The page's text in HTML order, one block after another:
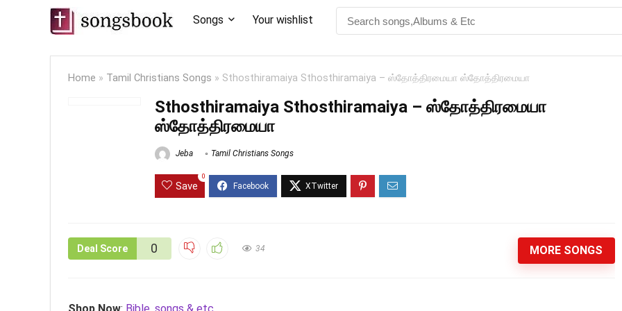
Songs Your wishlist
Home » Tamil Christians Songs » Sthosthiramaiya Sthosthiramaiya – ஸ்தோத்திரமையா ஸ்தோத்திரமையா
Sthosthiramaiya Sthosthiramaiya – ஸ்தோத்திரமையா
ஸ்தோத்திரமையா
Jeba Tamil Christians Songs
Save
0
Deal Score 0 34 MORE SONGS